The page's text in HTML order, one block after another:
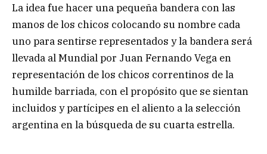
La idea fue hacer una pequeña bandera con las
manos de los chicos colocando su nombre cada
uno para sentirse representados y la bandera será
llevada al Mundial por Juan Fernando Vega en
representación de los chicos correntinos de la
humilde barriada, con el propósito que se sientan
incluidos y partícipes en el aliento a la selección
argentina en la búsqueda de su cuarta estrella.